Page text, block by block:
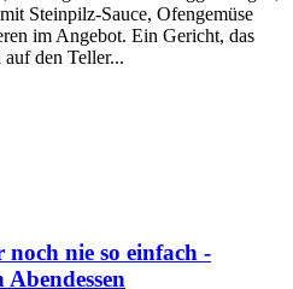
Steinpilz-Sauce, Ofengemüse
im Angebot. Ein Gericht, das
den Teller...
nie so einfach -